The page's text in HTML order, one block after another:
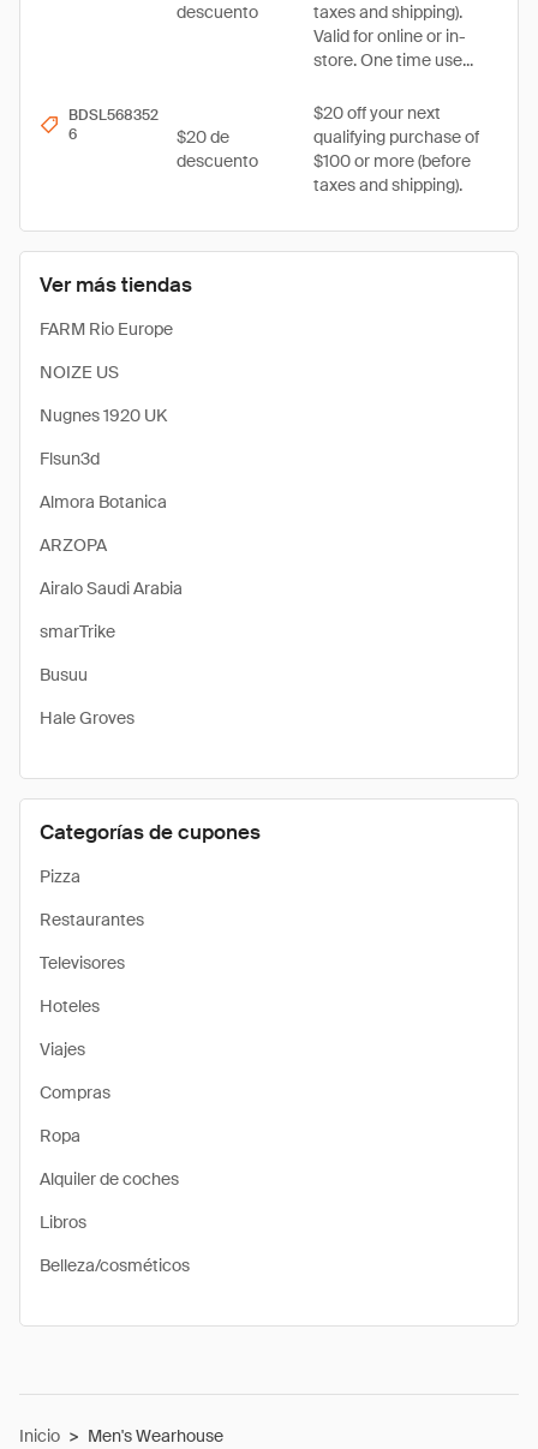
Ver más tiendas
FARM Rio Europe
NOIZE US
Nugnes 1920 UK
Flsun3d
Almora Botanica
ARZOPA
Airalo Saudi Arabia
smarTrike
Busuu
Hale Groves
Categorías de cupones
Pizza
Restaurantes
Televisores
Hoteles
Viajes
Compras
Ropa
Alquiler de coches
Libros
Belleza/cosméticos
descuento
taxes and shipping).
Valid for online or in-
store. One time use...
BDSL568352
6
$20 de
descuento
$20 off your next
qualifying purchase of
$100 or more (before
taxes and shipping).
Inicio > Men's Wearhouse